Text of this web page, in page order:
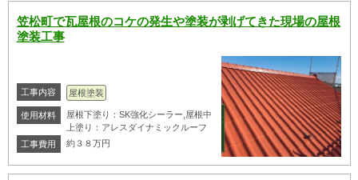
笠松町で瓦屋根のコケの発生や塗装が剥げてきた現場の屋根
塗装工事
工事内容 屋根塗装
使用材料
屋根下塗り：SK強化シーラー,屋根中
上塗り：アレスダイナミックルーフ
工事費用
約３８万円